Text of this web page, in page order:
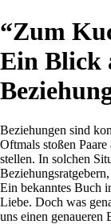
“Zum
Ein Blick
Beziehungen sind
Oftmals stoßen
stellen. In solchen
Ein bekanntes Buch
Liebe. Doch was
uns einen